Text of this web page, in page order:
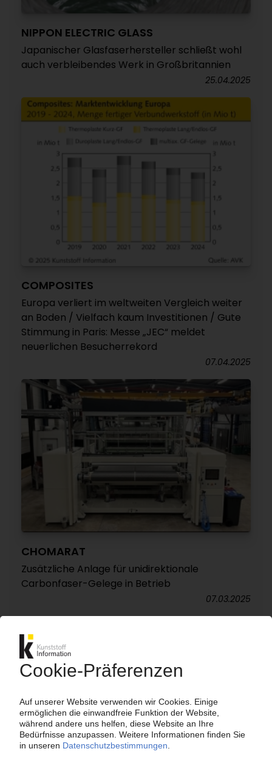
NIPPON ELECTRIC GLASS
Japanischer Glasfaserhersteller schließt wohl
auch verbleibendes Werk in Großbritannien
25.04.2025
COMPOSITES
Europa verliert im weltweiten Vergleich weiter
an Boden / Vielfach kaum Investitionen / Gute
Stimmung in Paris: Messe „JEC“ meldet
neuerlichen Besucherrekord
07.04.2025
CHOMARAT
Zusätzliche Anlage für unidirektionale
Carbonfaser-Gelege in Betrieb
07.03.2025